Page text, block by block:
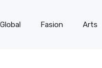
Global Fasion Arts